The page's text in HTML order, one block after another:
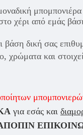
μπομπονιέρα
χέρι από εμάς
βάση δική σας
χρώματα και
για εσάς και